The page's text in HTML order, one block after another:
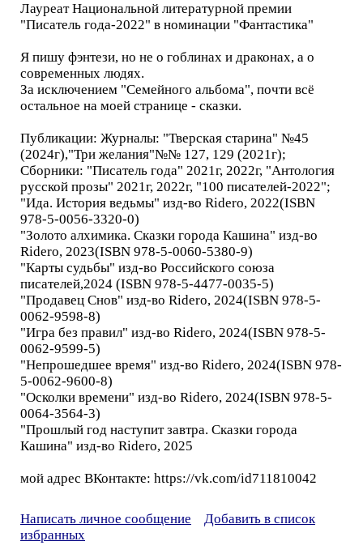
Лауреат Национальной литературной премии
"Писатель года-2022" в номинации "Фантастика"
Я пишу фэнтези, но не о гоблинах и драконах, а о
современных людях.
За исключением "Семейного альбома", почти всё
остальное на моей странице - сказки.
Публикации: Журналы: "Тверская старина" №45
(2024г),"Три желания"№№ 127, 129 (2021г);
Сборники: "Писатель года" 2021г, 2022г, "Антология
русской прозы" 2021г, 2022г, "100 писателей-2022";
"Ида. История ведьмы" изд-во Ridero, 2022(ISBN
978-5-0056-3320-0)
"Золото алхимика. Сказки города Кашина" изд-во
Ridero, 2023(ISBN 978-5-0060-5380-9)
"Карты судьбы" изд-во Российского союза
писателей,2024 (ISBN 978-5-4477-0035-5)
"Продавец Снов" изд-во Ridero, 2024(ISBN 978-5-
0062-9598-8)
"Игра без правил" изд-во Ridero, 2024(ISBN 978-5-
0062-9599-5)
"Непрошедшее время" изд-во Ridero, 2024(ISBN 978-
5-0062-9600-8)
"Осколки времени" изд-во Ridero, 2024(ISBN 978-5-
0064-3564-3)
"Прошлый год наступит завтра. Сказки города
Кашина" изд-во Ridero, 2025
мой адрес ВКонтакте: https://vk.com/id711810042
Написать личное сообщение
Добавить в список
избранных